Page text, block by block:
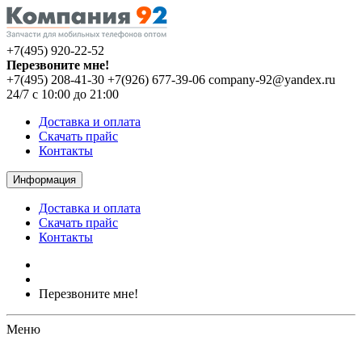
+7(495) 920-22-52
Перезвоните мне!
+7(495) 208-41-30 +7(926) 677-39-06 company-92@yandex.ru
24/7 с 10:00 до 21:00
Доставка и оплата
Скачать прайс
Контакты
Информация
Доставка и оплата
Скачать прайс
Контакты
Перезвоните мне!
Меню